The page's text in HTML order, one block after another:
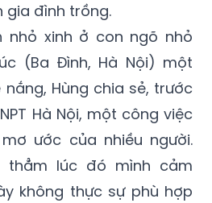
gia đình trồng.
nhỏ xinh ở con ngõ nhỏ
(Ba Đình, Hà Nội) một
Hùng chia sẻ, trước
Hà Nội, một công việc
ước của nhiều người.
thẳm lúc đó mình cảm
không thực sự phù hợp